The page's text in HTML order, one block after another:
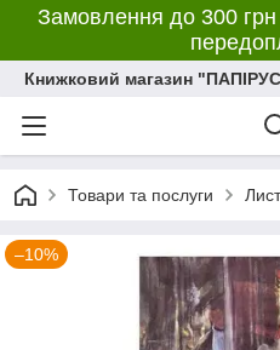
Замовлення до 300 грн
Книжковий магазин
Товари та послуги
–10%